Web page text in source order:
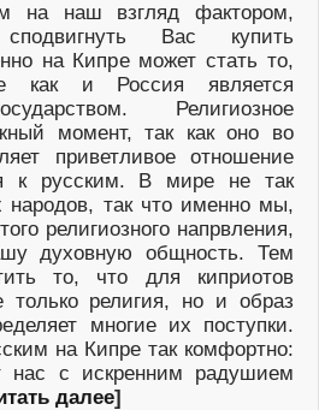
на наш взгляд фактором,
Вас купить
на Кипре может стать то,
как и Россия является
Религиозное
момент, так как оно во
приветливое отношение
к русским. В мире не так
народов, так что именно мы,
религиозного напрвления,
духовную общность. Тем
то, что для киприотов
только религия, но и образ
многие их поступки.
на Кипре так комфортно:
нас с искренним радушием
далее]